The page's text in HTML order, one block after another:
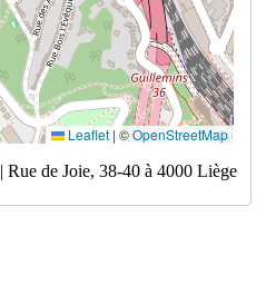
Leaflet | ©OpenStreetMap
| Rue de Joie, 38-40 à 4000 Liège